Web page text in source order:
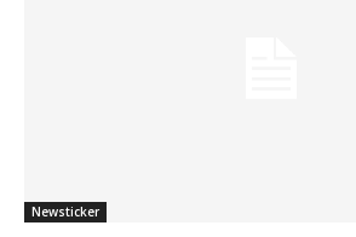
Newsticker